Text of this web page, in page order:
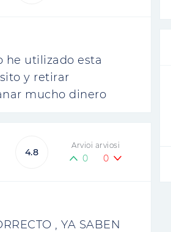
he utilizado esta
y retirar
mucho dinero
4.8
Arvioi arviosi
0 0
, YA SABEN